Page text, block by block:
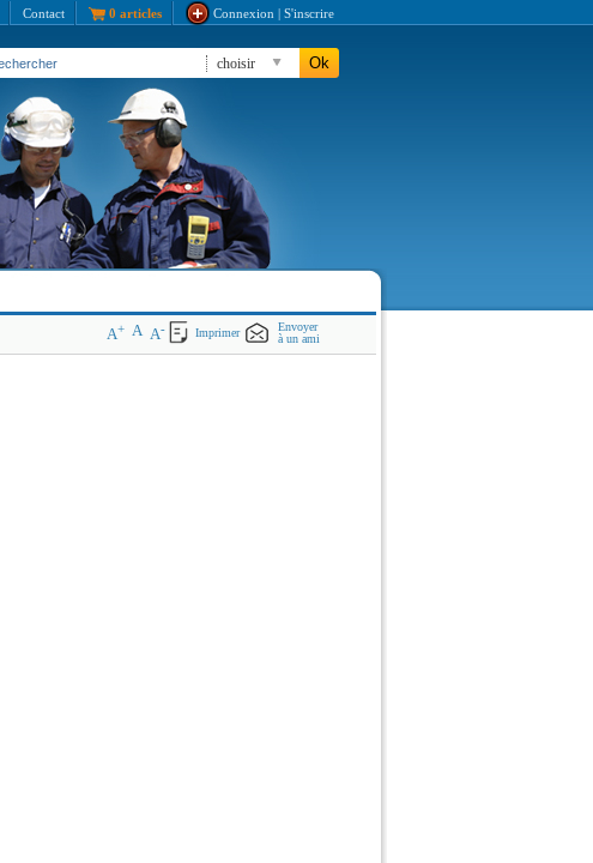
Contact 0 articles Connexion | S'inscrire
choisir Ok
A+ A A- Imprimer
Envoyer
à un ami